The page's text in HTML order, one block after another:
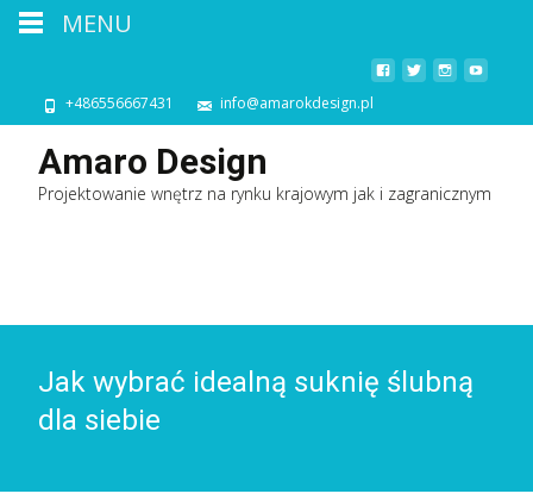
+486556667431 info@amarokdesign.pl
Amaro Design
Projektowanie wnętrz na rynku krajowym jak i zagranicznym
Jak wybrać idealną suknię ślubną
dla siebie
MENU